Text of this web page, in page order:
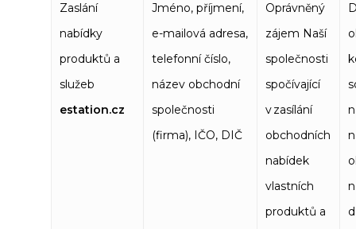
Zaslání
nabídky
produktů a
služeb
estation.cz
Jméno, příjmení,
e-mailová adresa,
telefonní číslo,
název obchodní
společnosti
(firma), IČO, DIČ
Oprávněný
zájem Naší
společnosti
spočívající
v zasílání
obchodních
nabídek
vlastních
produktů a